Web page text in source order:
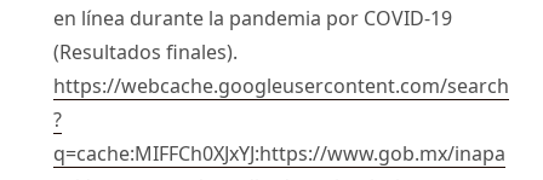
en línea durante la pandemia por COVID-19
(Resultados finales).
https://webcache.googleusercontent.com/search
?
q=cache:MIFFCh0XJxYJ:https://www.gob.mx/inapa